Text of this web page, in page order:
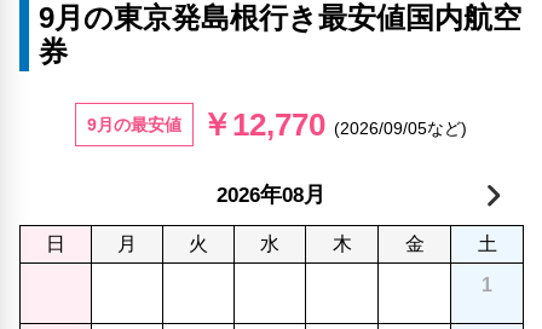
9月の東京発島根行き最安値国内航空
券
9月の最安値 ￥12,770 (2026/09/05など)
2026年08月
日 月 火 水 木 金
土
1